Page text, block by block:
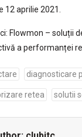
12 aprilie 2021.
Flowmon – soluții
a performanței
diagnosticare
retea solutii